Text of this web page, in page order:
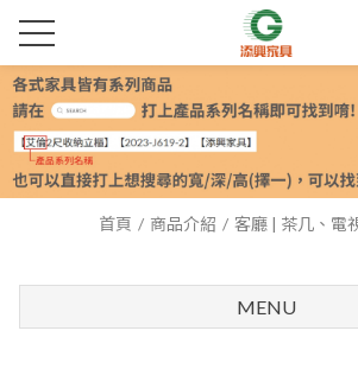
首頁 商品介紹 客廳 | 茶几、電
MENU